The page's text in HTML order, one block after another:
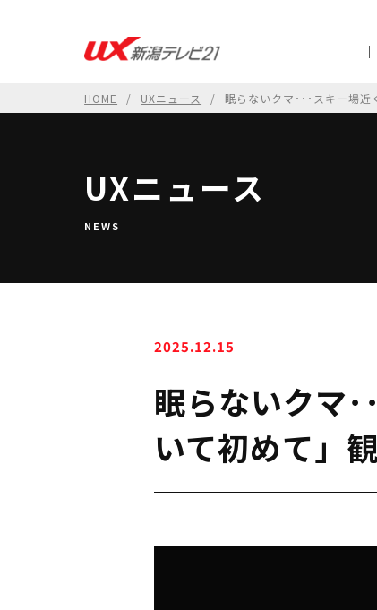
HOME UXニュース 眠らないクマ･･･スキー場近
UXニュース
NEWS
2025.12.15
眠らないクマ
いて初めて」